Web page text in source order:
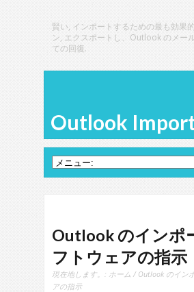
賢い, インポートするための最も効果
ン, エクスポートし、Outlook のメー
ての回復.
Outlook
Outlook のインポ
フトウェアの指示
現在地します。: ホーム / Outlook のイン
アの指示